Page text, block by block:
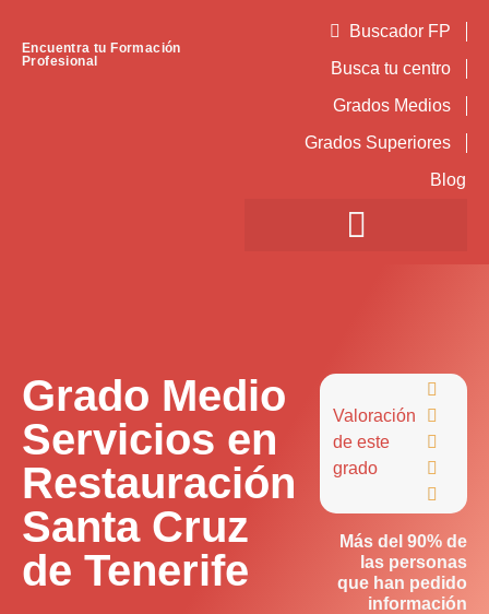
Encuentra tu Formación
Profesional
Buscador FP
Busca tu centro
Grados Medios
Grados Superiores
Blog
Grado Medio
Servicios en
Restauración
Santa Cruz
de Tenerife
Valoración
de este
grado





Más del 90% de
las personas
que han pedido
información